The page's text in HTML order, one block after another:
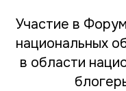
Участие в
национальных
в области